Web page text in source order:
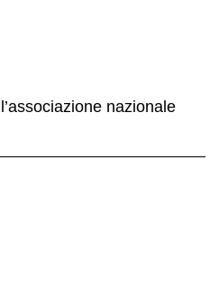
nazionale